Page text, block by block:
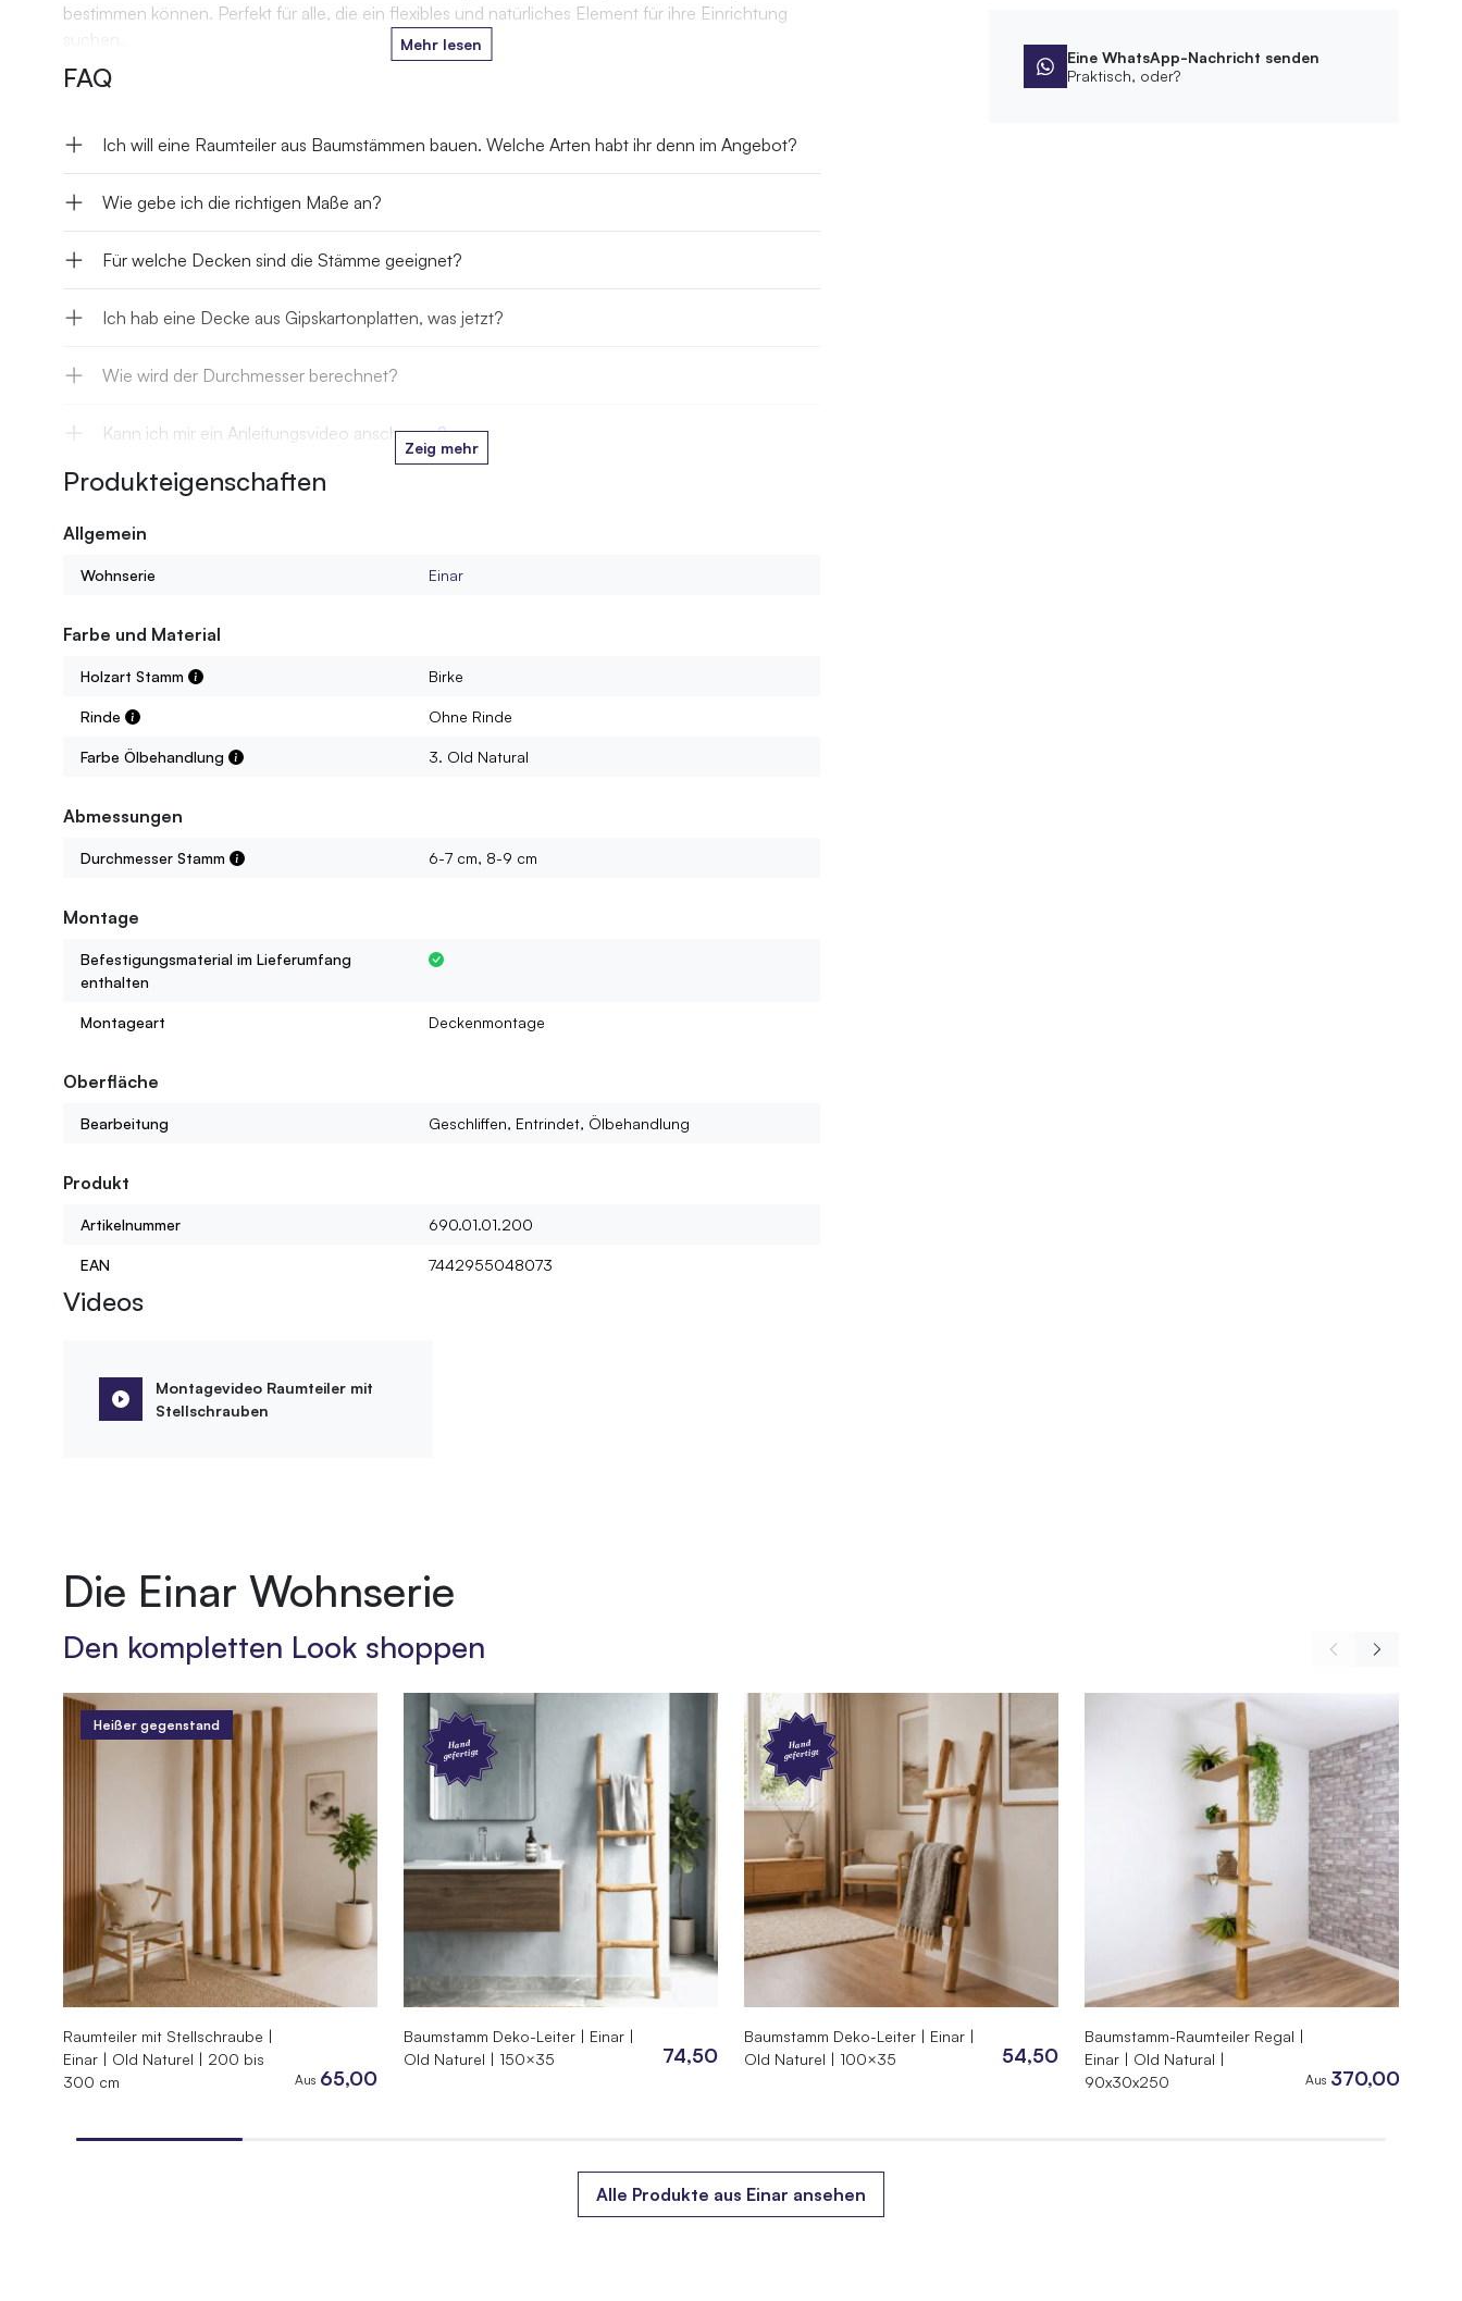
bestimmen können. Perfekt für alle, die ein flexibles und natürliches Element für ihre Einrichtung
suchen.
Die natürlichen Formen, Holzstrukturen und subtilen Farbunterschiede sorgen für eine warme und
stimmungsvolle Ausstrahlung, die perfekt zu ländlichen, skandinavischen und modernen Wohnstilen
Da es sich um ein Naturprodukt handelt, ist jeder Stamm einzigartig in Form, Holzstruktur und
kleinen Unebenheiten. Gerade diese natürlichen Merkmale machen jeden Raumteiler einzigartig.
Mehr lesen
FAQ
Ich will eine Raumteiler aus Baumstämmen bauen. Welche Arten habt ihr denn im Angebot?
Wie gebe ich die richtigen Maße an?
Für welche Decken sind die Stämme geeignet?
Ich hab eine Decke aus Gipskartonplatten, was jetzt?
Wie wird der Durchmesser berechnet?
Kann ich mir ein Anleitungsvideo anschauen?
Gibt's die Stämme auch mit einer farbigen Ölbehandlung?
Wie sehen die Stämme aus?
Wurden die Stämme behandelt?
Zeig mehr
Produkteigenschaften
Allgemein
Wohnserie Einar
Farbe und Material
Holzart Stamm Birke
Rinde Ohne Rinde
Farbe Ölbehandlung 3. Old Natural
Abmessungen
Durchmesser Stamm 6-7 cm, 8-9 cm
Montage
Befestigungsmaterial im Lieferumfang
enthalten
Montageart Deckenmontage
Oberfläche
Bearbeitung Geschliffen, Entrindet, Ölbehandlung
Produkt
Artikelnummer 690.01.01.200
EAN 7442955048073
Videos
Montagevideo Raumteiler mit
Stellschrauben
Eine WhatsApp-Nachricht senden
Praktisch, oder?
Die Einar Wohnserie
Den kompletten Look shoppen
Heißer gegenstand
Raumteiler mit Stellschraube |
Einar | Old Naturel | 200 bis
300 cm
Aus 65,00
Hand
gefertigt
Baumstamm Deko-Leiter | Einar |
Old Naturel | 150×35
74,50
Hand
gefertigt
Baumstamm Deko-Leiter | Einar |
Old Naturel | 100×35
54,50
Baumstamm-Raumteiler Regal |
Einar | Old Natural |
90x30x250
Aus 370,00
Alle Produkte aus Einar ansehen